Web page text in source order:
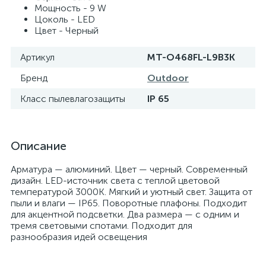
Мощность - 9 W
Цоколь - LED
Цвет - Черный
Артикул
MT-O468FL-L9B3K
Бренд
Outdoor
Класс пылевлагозащиты
IP 65
Описание
Арматура — алюминий. Цвет — черный. Современный
дизайн. LED-источник света с теплой цветовой
температурой 3000К. Мягкий и уютный свет. Защита от
пыли и влаги — IP65. Поворотные плафоны. Подходит
для акцентной подсветки. Два размера — с одним и
тремя световыми спотами. Подходит для
разнообразия идей освещения